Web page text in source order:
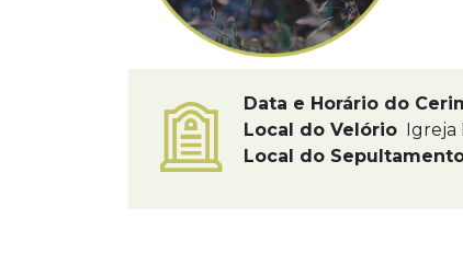
Data e Horário do
Local do Velório Igreja
Local do